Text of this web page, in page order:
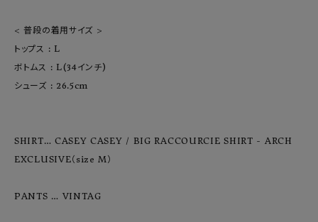
< 普段の着用サイズ >
トップス : L
ボトムス : L(34インチ)
シューズ : 26.5cm
SHIRT… CASEY CASEY / BIG RACCOURCIE SHIRT - ARCH
EXCLUSIVE（size M）
PANTS … VINTAG